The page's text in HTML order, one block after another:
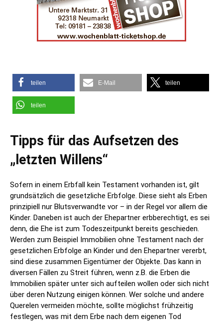
teilen E-Mail teilen
teilen
Tipps für das Aufsetzen des
„letzten Willens“
Sofern in einem Erbfall kein Testament vorhanden ist, gilt
grundsätzlich die gesetzliche Erbfolge. Diese sieht als Erben
prinzipiell nur Blutsverwandte vor – in der Regel vor allem die
Kinder. Daneben ist auch der Ehepartner erbberechtigt, es sei
denn, die Ehe ist zum Todeszeitpunkt bereits geschieden.
Werden zum Beispiel Immobilien ohne Testament nach der
gesetzlichen Erbfolge an Kinder und den Ehepartner vererbt,
sind diese zusammen Eigentümer der Objekte. Das kann in
diversen Fällen zu Streit führen, wenn z.B. die Erben die
Immobilien später unter sich aufteilen wollen oder sich nicht
über deren Nutzung einigen können. Wer solche und andere
Querelen vermeiden möchte, sollte möglichst frühzeitig
festlegen, was mit dem Erbe nach dem eigenen Tod